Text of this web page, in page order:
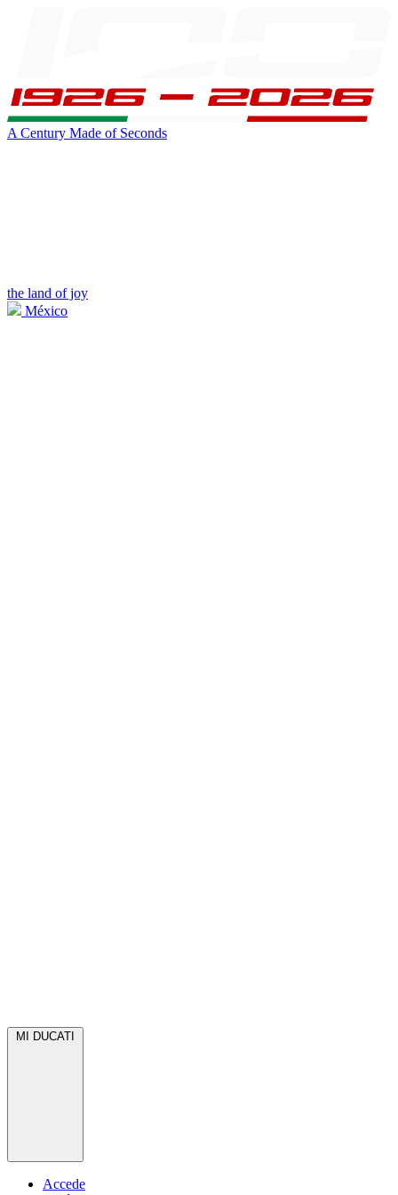
A Century Made of Seconds
the land of joy
México
MI DUCATI
Accede